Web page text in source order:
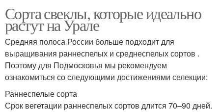
Сорта свеклы, которые идеально
растут на Урале
Средняя полоса России больше подходит для
выращивания раннеспелых и среднеспелых сортов .
Поэтому для Подмосковья мы рекомендуем
ознакомиться со следующими достижениями селекции:
Раннеспелые сорта
Срок вегетации раннеспелых сортов длится 70–90 дней.